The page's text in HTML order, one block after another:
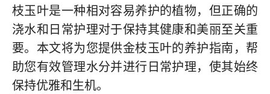
枝玉叶是一种相对容易养护的植物，但正确的
浇水和日常护理对于保持其健康和美丽至关重
要。本文将为您提供金枝玉叶的养护指南，帮
助您有效管理水分并进行日常护理，使其始终
保持优雅和生机。